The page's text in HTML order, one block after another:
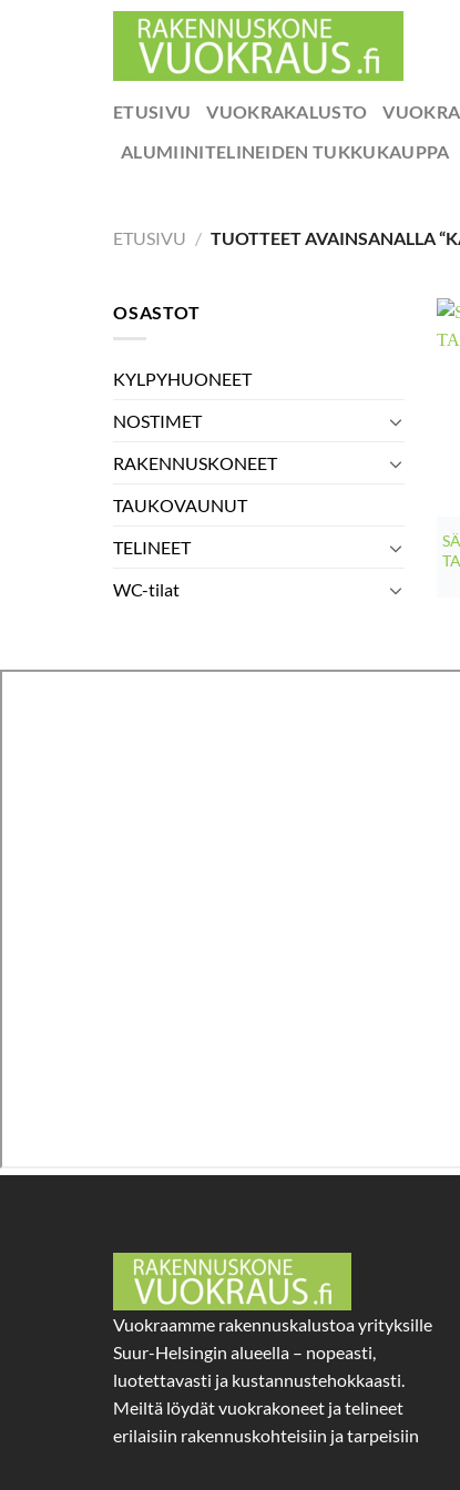
ETUSIVU VUOKRAKALUSTO
ALUMIINITELINEIDEN TUKKUKAUPPA
ETUSIVU / TUOTTEET AVAINSANALLA
OSASTOT
KYLPYHUONEET
NOSTIMET
RAKENNUSKONEET
TAUKOVAUNUT
TELINEET
WC-tilat
Vuokraamme rakennuskalustoa yrityksille
Suur-Helsingin alueella – nopeasti,
luotettavasti ja kustannustehokkaasti.
Meiltä löydät vuokrakoneet ja telineet
erilaisiin rakennuskohteisiin ja tarpeisiin